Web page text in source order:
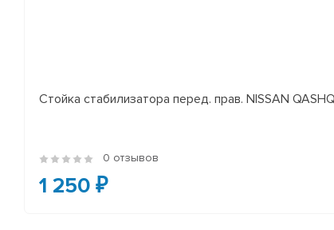
Стойка стабилизатора перед. прав. NISSAN
0 отзывов
1 250 ₽